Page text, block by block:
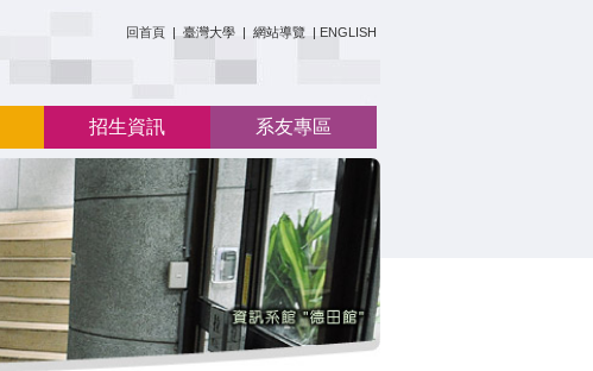
回首頁 | 臺灣大學 | 網站導覽 | ENGLISH
招生資訊 系友專區